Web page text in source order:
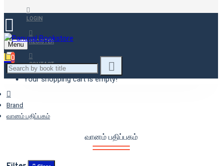
LOGIN
REGISTER
CONTACT
Menu
0
Your shopping cart is empty!
Brand
வானம் பதிப்பகம்
வானம் பதிப்பகம்